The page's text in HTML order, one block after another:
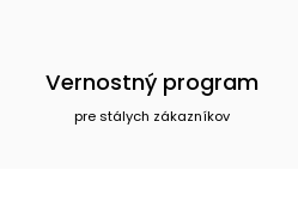
Vernostný program
pre stálych zákazníkov